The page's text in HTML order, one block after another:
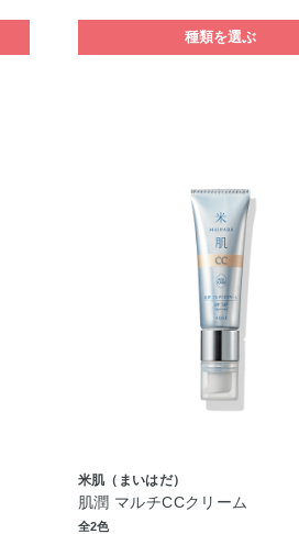
種類を選ぶ
米肌（まいはだ）
肌潤 マルチCCクリーム
全2色